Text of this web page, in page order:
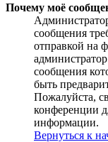
Почему моё
сообщения
отправкой на
сообщения
быть
Пожалуйста,
конференции
информации.
Вернуться к